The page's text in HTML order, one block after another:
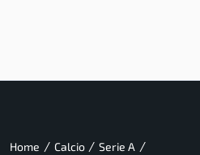
Home / Calcio / Serie A /